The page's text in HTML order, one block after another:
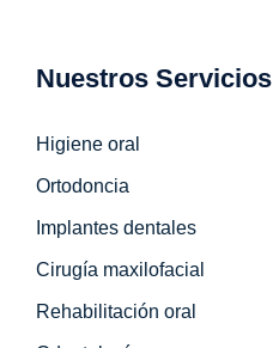
Nuestros Servicios
Higiene oral
Ortodoncia
Implantes dentales
Cirugía maxilofacial
Rehabilitación oral